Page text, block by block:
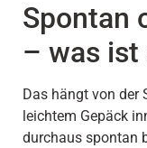
Spontan
– was ist
Das hängt von der
leichtem Gepäck
durchaus spontan